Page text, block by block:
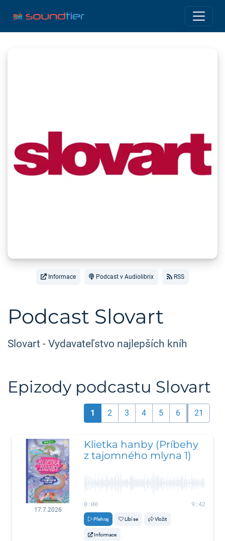
Informace Podcast v Audiolibrix RSS
Podcast Slovart
Slovart - Vydavateľstvo najlepších kníh
Epizody podcastu Slovart
1 2 3 4 5 6 21
17.7.2026
Klietka hanby (Príbehy
z tajomného mlyna 1)
0:00 9:42
Přehraj Líbí se Vložit
Informace